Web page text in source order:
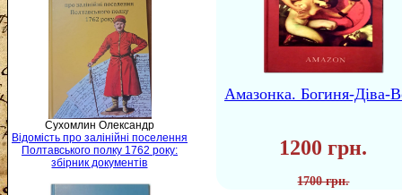
Сухомлин Олександр
Відомість про залінійні поселення
Полтавського полку 1762 року:
збірник документів
Амазонка. Богиня-Діва-
1200 грн.
1700 грн.